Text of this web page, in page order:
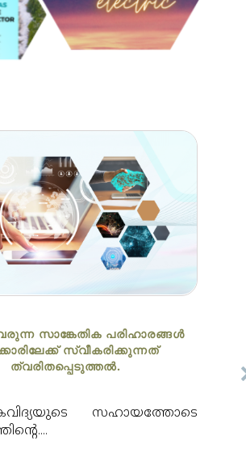
സാങ്കേതിക പരിഹാരങ്ങൾ
സ്വീകരിക്കുന്നത്
ത്വരിതപ്പെടുത്തല്‍.
സഹായത്തോടെ